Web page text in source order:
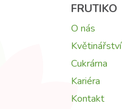
FRUTIKO
O nás
Květinářství
Cukrárna
Kariéra
Kontakt